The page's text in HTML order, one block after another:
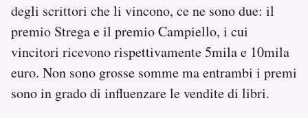
Area Personale
Newsletter
Hai bisogno di aiuto?
Esci
degli scrittori che li vincono, ce ne sono due: il
premio Strega e il premio Campiello, i cui
vincitori ricevono rispettivamente 5mila e 10mila
euro. Non sono grosse somme ma entrambi i premi
sono in grado di influenzare le vendite di libri.